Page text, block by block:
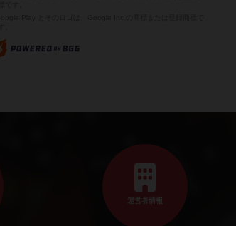
運営者情報